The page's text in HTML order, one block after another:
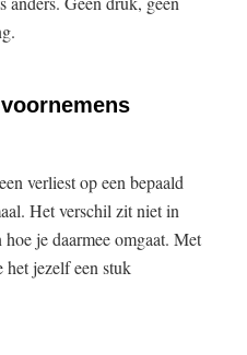
verliest op een bepaald
Het verschil zit niet in
je daarmee omgaat. Met
het jezelf een stuk